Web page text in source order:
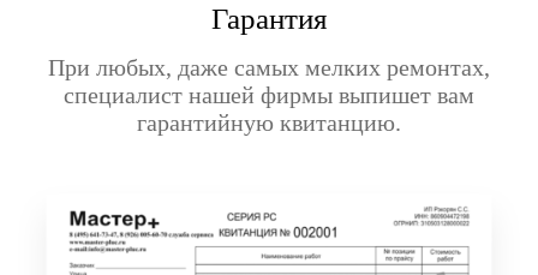
Гарантия
При любых, даже самых мелких ремонтах,
специалист нашей фирмы выпишет вам
гарантийную квитанцию.